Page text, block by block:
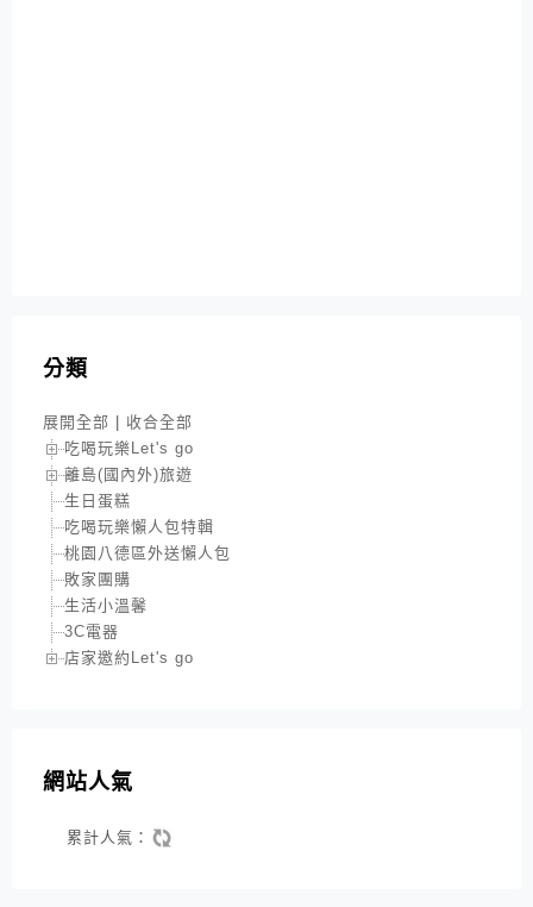
分類
展開全部
收合全部
吃喝玩樂Let's go
離島(國內外)旅遊
生日蛋糕
吃喝玩樂懶人包特輯
桃園八德區外送懶人包
敗家團購
生活小溫馨
3C電器
店家邀約Let's go
網站人氣
累計人氣：